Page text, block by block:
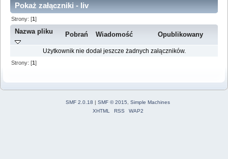
Pokaż załączniki - liv
Strony: [1]
Nazwa pliku Pobrań Wiadomość Opublikowany
Użytkownik nie dodał jeszcze żadnych załączników.
Strony: [1]
SMF 2.0.18 | SMF © 2015
Simple Machines
XHTML
RSS WAP2